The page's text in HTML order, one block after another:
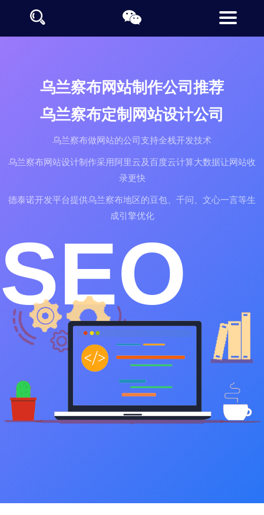
乌兰察布网站制作公司推荐
乌兰察布定制网站设计公司
乌兰察布做网站的公司支持全栈开发技术
乌兰察布网站设计制作采用阿里云及百度云计算大数据让网站收
录更快
德泰诺开发平台提供乌兰察布地区的豆包、千问、文心一言等生
成引擎优化